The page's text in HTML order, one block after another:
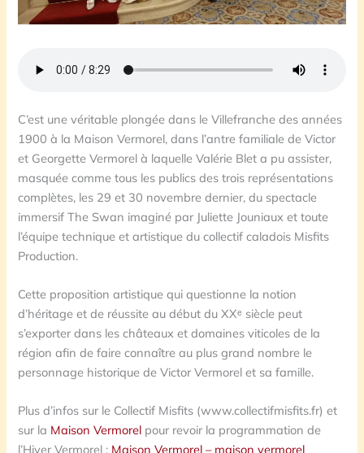
C’est une véritable plongée dans le Villefranche des années
1900 à la Maison Vermorel, dans l’antre familiale de Victor
et Georgette Vermorel à laquelle Valérie Blet a pu assister,
masquée comme tous les publics des trois représentations
complètes, les 29 et 30 novembre dernier, du spectacle
immersif The Swan imaginé par Juliette Jouniaux et toute
l’équipe technique et artistique du collectif caladois Misfits
Production.
Cette proposition artistique qui questionne la notion
d’héritage et de réussite au début du XXᵉ siècle peut
s’exporter dans les châteaux et domaines viticoles de la
région afin de faire connaître au plus grand nombre le
personnage historique de Victor Vermorel et sa famille.
Plus d’infos sur le Collectif Misfits (www.collectifmisfits.fr) et
sur la Maison Vermorel pour revoir la programmation de
l’Hiver Vermorel : Maison Vermorel – maison vermorel